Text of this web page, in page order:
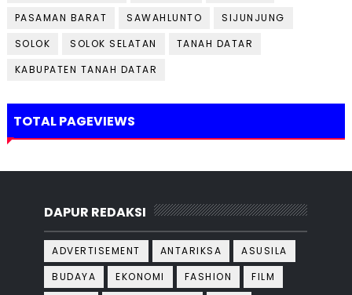
PASAMAN BARAT
SAWAHLUNTO
SIJUNJUNG
SOLOK
SOLOK SELATAN
TANAH DATAR
KABUPATEN TANAH DATAR
TOTAL PAGEVIEWS
DAPUR REDAKSI
ADVERTISEMENT ANTARIKSA
ASUSILA
BUDAYA
EKONOMI FASHION
FILM